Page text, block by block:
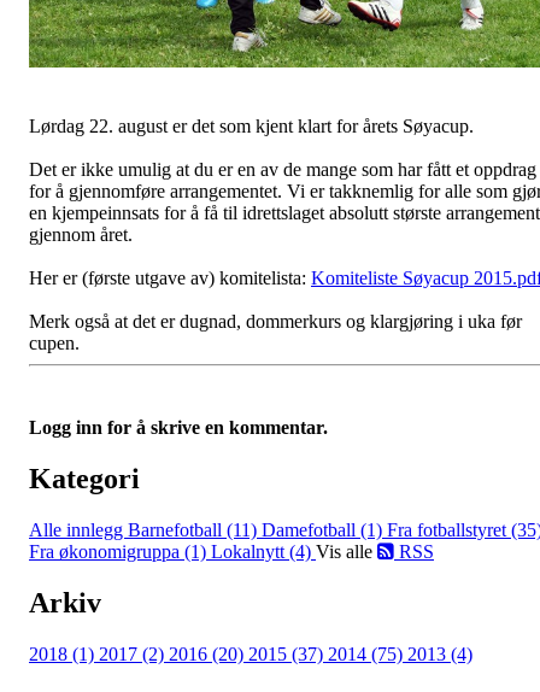
Lørdag 22. august er det som kjent klart for årets Søyacup.
Det er ikke umulig at du er en av de mange som har fått et oppdrag
for å gjennomføre arrangementet. Vi er takknemlig for alle som
en kjempeinnsats for å få til idrettslaget absolutt største arrangement
gjennom året.
Her er (første utgave av) komitelista: Komiteliste Søyacup
Merk også at det er dugnad, dommerkurs og klargjøring i uka før
cupen.
Logg inn for å skrive en kommentar.
Kategori
Alle innlegg Barnefotball (11) Damefotball (1) Fra fotballstyret
Fra økonomigruppa (1) Lokalnytt (4) Vis alle RSS
Arkiv
2018 (1) 2017 (2) 2016 (20) 2015 (37) 2014 (75) 2013 (4)